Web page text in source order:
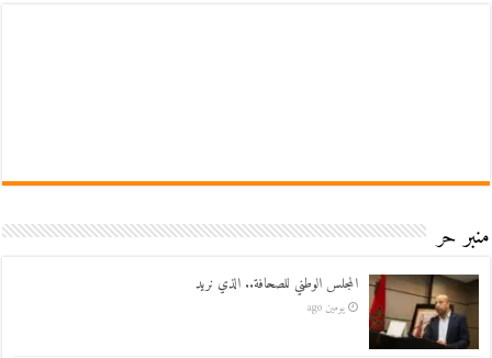
منبر حر
المجلس الوطني للصحافة.. الذي نريد
يومين ago